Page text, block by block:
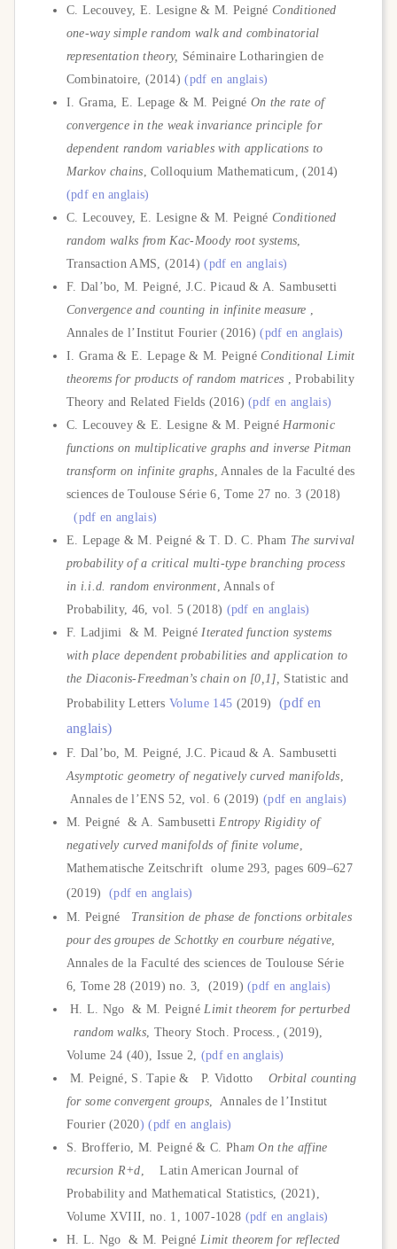
C. Lecouvey, E. Lesigne & M. PeignéConditioned
one-way simple random walk and combinatorial
representation theory, Séminaire Lotharingien de
Combinatoire, (2014)(pdf en anglais)
I. Grama, E. Lepage & M. Peigné On the rate of
convergence in the weak invariance principle for
dependent random variables with applications to
Markov chains , Colloquium Mathematicum, (2014)
(pdf en anglais)
C. Lecouvey, E. Lesigne & M. PeignéConditioned
random walks from Kac-Moody root systems
Transaction AMS, (2014)(pdf en anglais)
F. Dal’bo, M. Peigné, J.C. Picaud & A. Sambusetti
Convergence and counting in infinite measure
Annales de l’Institut Fourier (2016)(pdf en anglais)
I. Grama & E. Lepage & M. PeignéConditional Limit
theorems for products of random matrices
, Probability
Theory and Related Fields (2016)(pdf en anglais)
C. Lecouvey & E. Lesigne & M. Peigné Harmonic
functions on multiplicative graphs and inverse Pitman
transform on infinite graphs , Annales de la Faculté des
sciences de Toulouse Série 6, Tome 27 no. 3 (2018)
(pdf en anglais)
E. Lepage & M. Peigné & T. D. C. Pham The survival
probability of a critical multi-type branching process
in i.i.d. random environment , Annals of
Probability, 46, vol. 5 (2018) (pdf en anglais)
F. Ladjimi & M. PeignéIterated function systems
with place dependent probabilities and application to
the Diaconis-Freedman’s chain on [0,1], Statistic and
Probability Letters Volume 145 (2019)(pdf en
anglais)
F. Dal’bo, M. Peigné, J.C. Picaud & A. Sambusetti
Asymptotic geometry of negatively curved manifolds
Annales de l’ENS 52, vol. 6 (2019)(pdf en anglais)
M. Peigné & A. Sambusetti Entropy Rigidity of
negatively curved manifolds of finite volume
Mathematische Zeitschriftolume293, pages 609–627
(2019)
(pdf en anglais)
M. Peigné
Transition de phase de fonctions orbitales
pour des groupes de Schottky en courbure négative
Annales de la Faculté des sciences de Toulouse Série
6, Tome 28 (2019) no. 3,
(2019)(pdf en anglais)
H. L. Ngo & M. Peigné Limit theorem for perturbed
random walks Theory Stoch. Process., (2019),
Volume 24 (40), Issue 2,
(pdf en anglais)
M. Peigné, S. Tapie &
P. Vidotto
Orbital counting
for some convergent groups,
Annales de l’Institut
Fourier (2020) (pdf en anglais)
S. Brofferio,M. Peigné & C. PhamOn the affine
recursion R+d
Latin American Journal of
Probability and Mathematical Statistics, (2021),
Volume XVIII, no. 1, 1007-1028 (pdf en anglais)
H. L. Ngo & M. Peigné Limit theorem for reflected